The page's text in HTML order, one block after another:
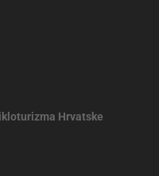
Hrvatske